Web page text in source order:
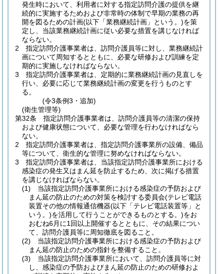
発生時において、利用者に対する指定訪問介護の提供を継
続的に実施するためおよび非常時の体制で早期の業務の再
開を図るための計画(以下「業務継続計画」という。)を策
定し、当該業務継続計画に従い必要な措置を講じなければ
ならない。
2
指定訪問介護事業者は、訪問介護員等に対し、業務継続計
画について周知するとともに、必要な研修および訓練を定
期的に実施しなければならない。
3
指定訪問介護事業者は、定期的に業務継続計画の見直しを
行い、必要に応じて業務継続計画の変更を行うものとす
る。
(令3条例3・追加)
(衛生管理等)
第32条
指定訪問介護事業者は、訪問介護員等の清潔の保持
および健康状態について、必要な管理を行わなければなら
ない。
2
指定訪問介護事業者は、指定訪問介護事業所の設備、備品
等について、衛生的な管理に努めなければならない。
3
指定訪問介護事業者は、当該指定訪問介護事業所における
感染症の発生又はまん延を防止するため、次に掲げる措置
を講じなければならない。
(1)
当該指定訪問介護事業所における感染症の予防および
まん延の防止のための対策を検討する委員会(テレビ電話
装置その他の情報通信機器(以下「テレビ電話装置等」と
いう。)を活用して行うことができるものとする。)をお
おむね6月に1回以上開催するとともに、その結果につい
て、訪問介護員等に周知徹底を図ること。
(2)
当該指定訪問介護事業所における感染症の予防および
まん延の防止のための指針を整備すること。
(3)
当該指定訪問介護事業所において、訪問介護員等に対
し、感染症の予防およびまん延の防止のための研修およ